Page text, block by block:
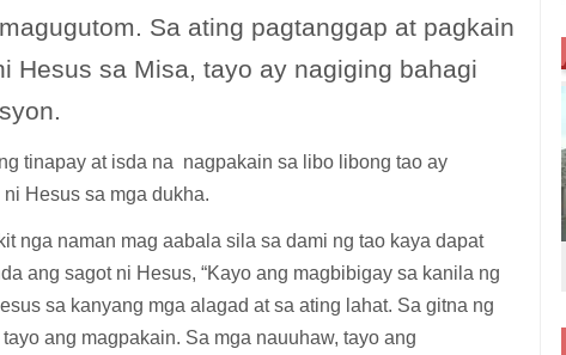
Sa ating pagtanggap at pagkain
Hesus sa Misa, tayo ay nagiging bahagi
tinapay at isda na nagpakain sa libo libong tao ay
Hesus sa mga dukha.
nga naman mag aabala sila sa dami ng tao kaya dapat
ang sagot ni Hesus, “Kayo ang magbibigay sa kanila ng
sa kanyang mga alagad at sa ating lahat. Sa gitna ng
ang magpakain. Sa mga nauuhaw, tayo ang